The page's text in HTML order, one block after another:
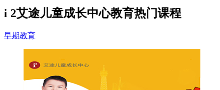
i 2艾途儿童成长中心教育热门课程
早期教育